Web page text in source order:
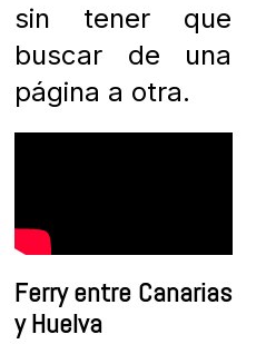
sin tener que
buscar de una
página a otra.
Ferry entre Canarias
y Huelva